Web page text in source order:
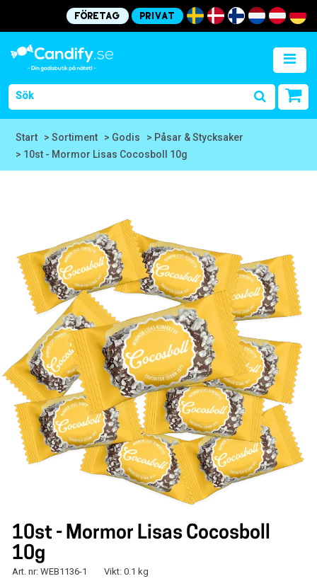
Företag Privat
Start > Sortiment > Godis
> Påsar & Stycksaker
> 10st - Mormor Lisas Cocosboll 10g
10st - Mormor Lisas Cocosboll
10g
Art. nr: WEB1136-1 Vikt: 0.1 kg